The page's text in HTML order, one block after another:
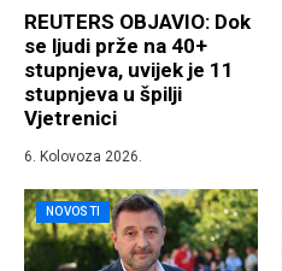
REUTERS OBJAVIO: Dok
se ljudi prže na 40+
stupnjeva, uvijek je 11
stupnjeva u špilji
Vjetrenici
6. Kolovoza 2026.
NOVOSTI